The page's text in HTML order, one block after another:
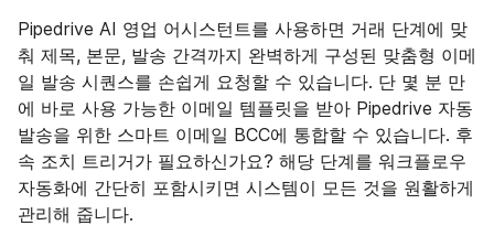
Pipedrive AI 영업 어시스턴트를 사용하면 거래 단계에 맞
춰 제목, 본문, 발송 간격까지 완벽하게 구성된 맞춤형 이메
일 발송 시퀀스를 손쉽게 요청할 수 있습니다. 단 몇 분 만
에 바로 사용 가능한 이메일 템플릿을 받아 Pipedrive 자동
발송을 위한 스마트 이메일 BCC에 통합할 수 있습니다. 후
속 조치 트리거가 필요하신가요? 해당 단계를 워크플로우
자동화에 간단히 포함시키면 시스템이 모든 것을 원활하게
관리해 줍니다.